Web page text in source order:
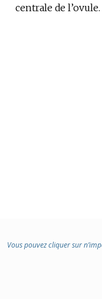
DE
centrale de l’ovule.
Vous pouvez cliquer sur